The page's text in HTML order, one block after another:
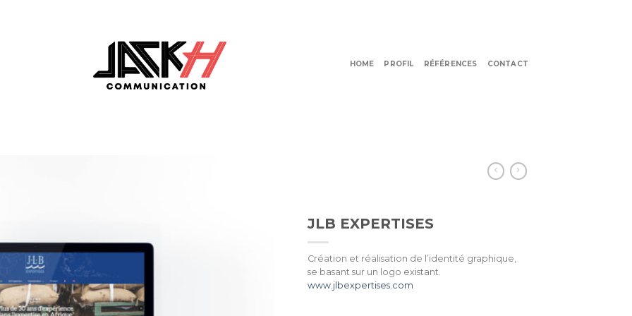
HOME PROFIL RÉFÉRENCES CONTACT
JLB EXPERTISES
Création et réalisation de l’identité graphique,
se basant sur un logo existant.
www.jlbexpertises.com